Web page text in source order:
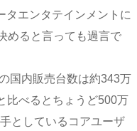
タエンタテインメントに
めると言っても過言で
国内販売台数は約343万
比べるとちょうど500万
としているコアユーザ